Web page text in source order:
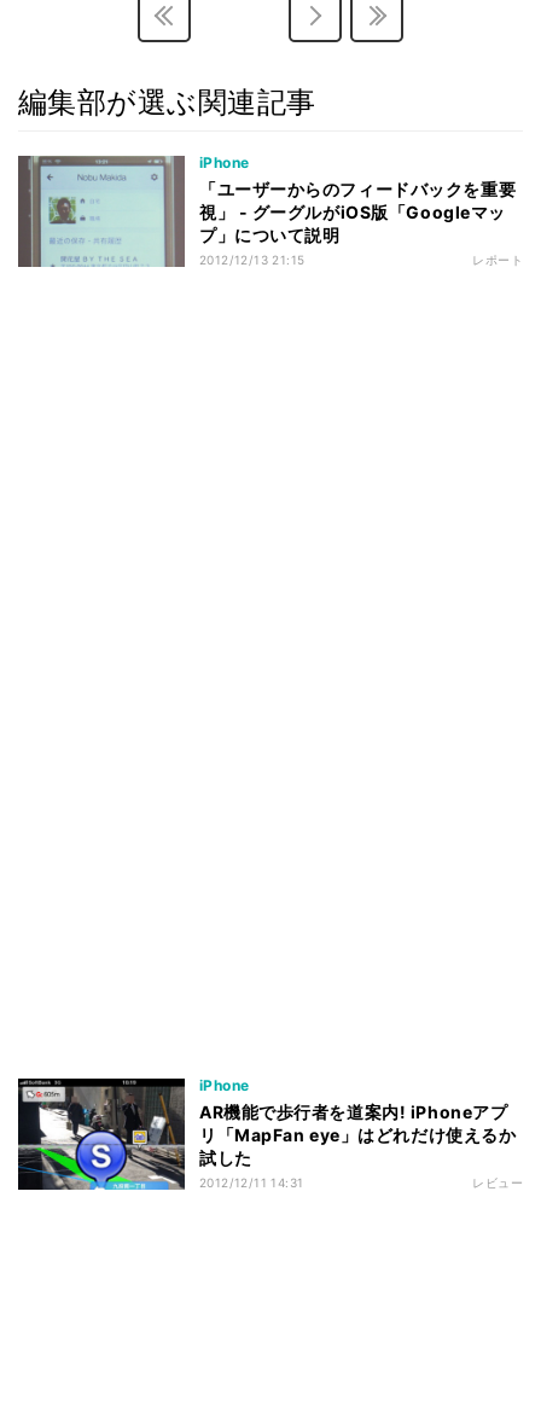
編集部が選ぶ関連記事
iPhone
「ユーザーからのフィードバックを重要
視」 - グーグルがiOS版「Googleマッ
プ」について説明
2012/12/13 21:15 レポート
iPhone
AR機能で歩行者を道案内! iPhoneアプ
リ「MapFan eye」はどれだけ使えるか
試した
2012/12/11 14:31 レビュー